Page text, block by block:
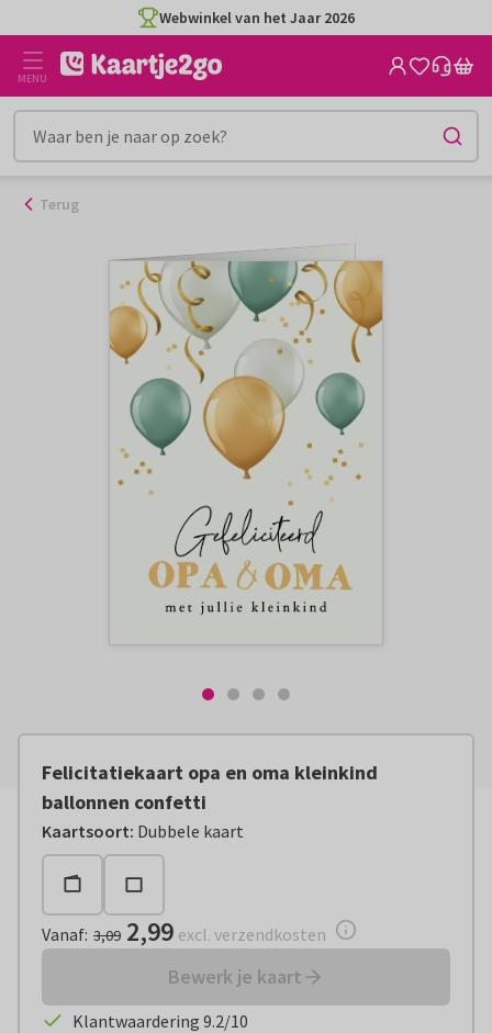
naar
inhoud
Webwinkel van het Jaar 2026
MENU
Terug
Felicitatiekaart opa en oma kleinkind
ballonnen confetti
Kaartsoort: Dubbele kaart
Vanaf: € 2,99 excl. verzendkosten
Vanaf: 3,09 2,99 excl. verzendkosten
Bewerk je kaart
Klantwaardering 9.2/10